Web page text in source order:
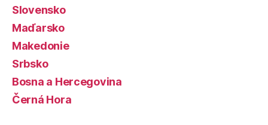
Slovensko
Maďarsko
Makedonie
Srbsko
Bosna a Hercegovina
Černá Hora